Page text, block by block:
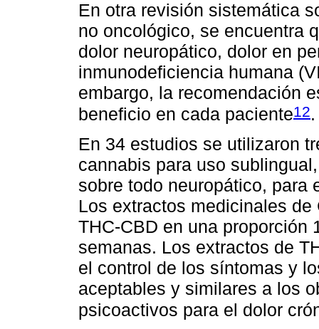
En otra revisión sistemática
no oncológico, se encuentra
dolor neuropático, dolor en
inmunodeficiencia humana
embargo, la recomendación
beneficio en cada paciente12.
En 34 estudios se utilizaron
cannabis para uso
sobre todo neuropático, para
Los extractos medicinales
THC-CBD en una proporción
semanas. Los extractos de
el control de los síntomas y
aceptables y similares a los
psicoactivos para el dolor